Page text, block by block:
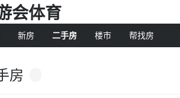
会体育
新房 二手房 楼市 帮找房
房